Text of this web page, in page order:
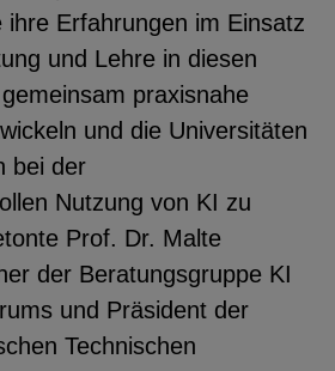
ihre Erfahrungen im Einsatz
und Lehre in diesen
praxisnahe
und die Universitäten
bei der
Nutzung von KI zu
Prof. Dr. Malte
der Beratungsgruppe KI
und Präsident der
Technischen